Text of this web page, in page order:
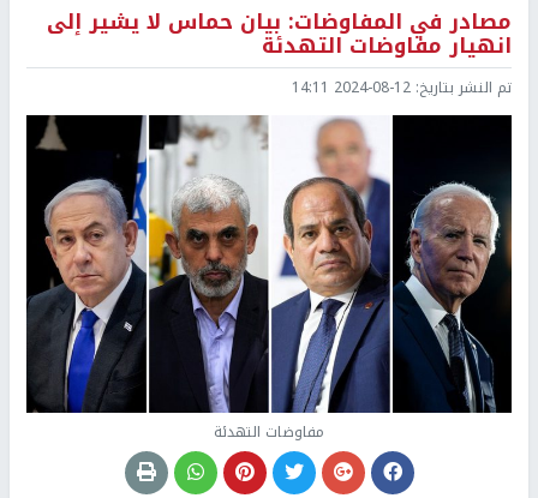
مصادر في المفاوضات: بيان حماس لا يشير إلى
انهيار مفاوضات التهدئة
تم النشر بتاريخ: 2024-08-12 14:11
مفاوضات التهدئة